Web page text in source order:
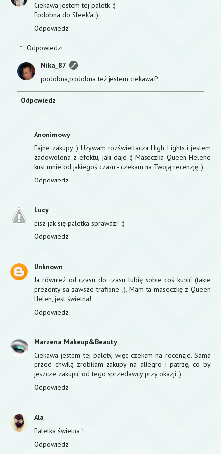
Ciekawa jestem tej paletki :)
Podobna do Sleek'a :)
Odpowiedz
Odpowiedzi
Nika_87
podobna,podobna też jestem ciekawa:P
Odpowiedz
Anonimowy
Fajne zakupy :) Używam rozświetlacza High Lights i jestem
zadowolona z efektu, jaki daje :) Maseczka Queen Helene
kusi mnie od jakiegoś czasu - czekam na Twoją recenzję :)
Odpowiedz
Lucy
pisz jak się paletka sprawdzi! :)
Odpowiedz
Unknown
Ja również od czasu do czasu lubię sobie coś kupić (takie
prezenty sa zawsze trafione ;). Mam ta maseczkę z Queen
Helen, jest świetna!
Odpowiedz
Marzena Makeup&Beauty
Ciekawa jestem tej palety, więc czekam na recenzje. Sama
przed chwilą zrobiłam zakupy na allegro i patrzę, co by
jeszcze zakupić od tego sprzedawcy przy okazji :)
Odpowiedz
Ala
Paletka świetna !
Odpowiedz